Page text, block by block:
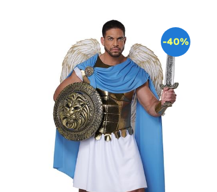
-40%